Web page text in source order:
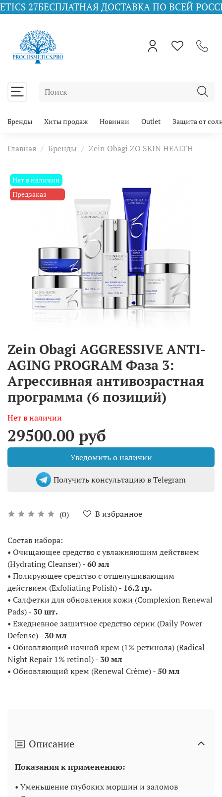
ДОСТАВКА ПО ВСЕЙ РОССИИ ПРИ
Бренды Хиты продаж Новинки Outlet Защита от
Главная Бренды Zein Obagi ZO SKIN HEALTH
Нет в наличии
Предзаказ
Zein Obagi AGGRESSIVE ANTI-
AGING PROGRAM Фаза 3:
Агрессивная антивозрастная
программа (6 позиций)
(0) В избранное
Нет в наличии
29500.00 руб
Уведомить о наличии
Получить консультацию в Telegram
Состав набора:
• Очищающее средство с увлажняющим действием
(Hydrating Cleanser) -60 мл
• Полирующее средство с отшелушивающим
действием (Exfoliating Polish) - 16.2 гр.
• Салфетки для обновления кожи (Complexion Renewal
Pads) - 30 шт.
• Ежедневное защитное средство серии (Daily Power
Defense) - 30 мл
• Обновляющий ночной крем (1% ретинола) (Radical
Night Repair 1% retinol) - 30 мл
• Обновляющий крем (Renewal Crème) -50 мл
Описание
Показания к применению:
• Уменьшение глубоких морщин и заломов